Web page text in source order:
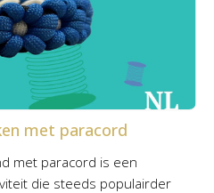
met paracord
met paracord is een
die steeds populairder